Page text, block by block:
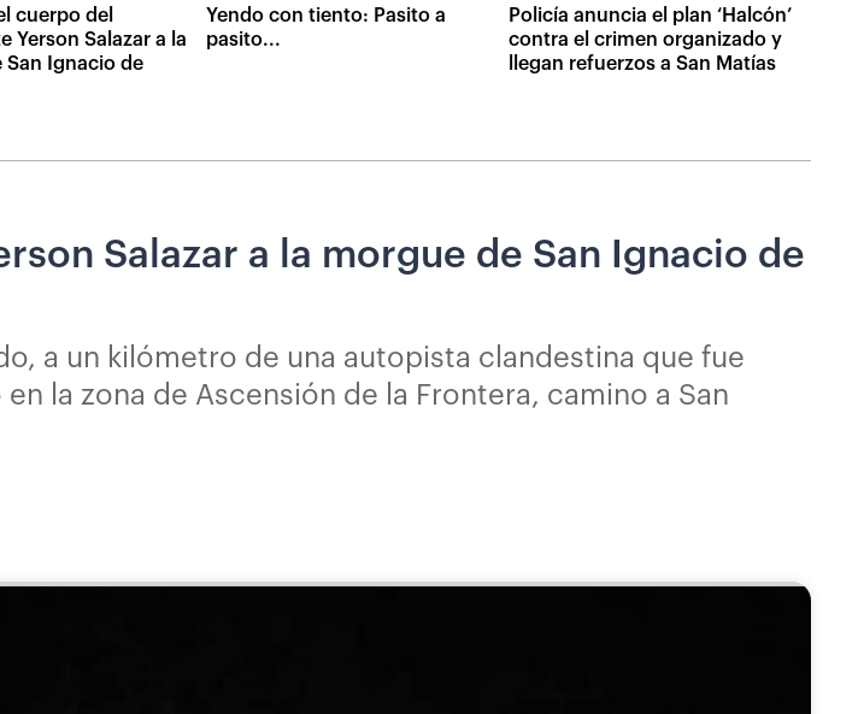
cuerpo del
Yerson Salazar a la
San Ignacio de
Yendo con tiento: Pasito a
pasito...
Policía anuncia el plan ‘Halcón’
contra el crimen organizado y
llegan refuerzos a San Matías
Salazar a la morgue de San Ignacio de
a un kilómetro de una autopista clandestina que fue
la zona de Ascensión de la Frontera, camino a San